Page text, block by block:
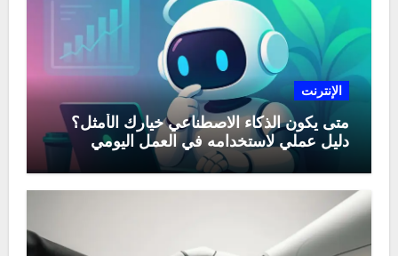
الإنترنت
متى يكون الذكاء الاصطناعي خيارك الأمثل؟
دليل عملي لاستخدامه في العمل اليومي